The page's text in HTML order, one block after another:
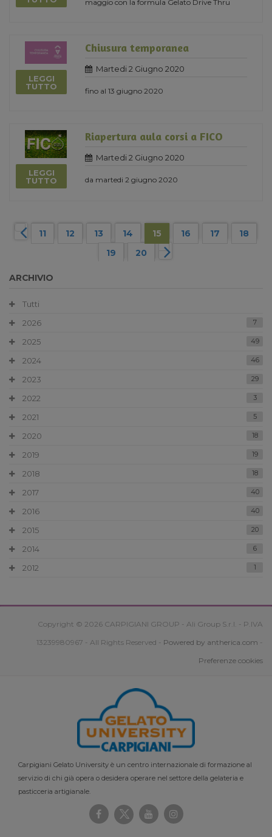
maggio con la formula Gelato Drive Thru
LEGGI
TUTTO
Chiusura temporanea
Martedi 2 Giugno 2020
fino al 13 giugno 2020
LEGGI
TUTTO
Riapertura aula corsi a FICO
Martedi 2 Giugno 2020
da martedi 2 giugno 2020
11 12 13 14 15 16 17
18
19
20
ARCHIVIO
Tutti
2026
7
2025 49
2024 46
2023 29
2022 3
2021 5
2020 18
2019 19
2018 18
2017 40
2016 40
2015 20
2014 6
2012 1
Copyright © 2026 CARPIGIANI GROUP - Ali Group S.r.l. - P.IVA
13239980967 - All Rights Reserved - Powered by antherica.com -
Preferenze cookies
Carpigiani Gelato University è un centro internazionale di formazione al
servizio di chi già opera o desidera operare nel settore della gelateria e
pasticceria artigianale.